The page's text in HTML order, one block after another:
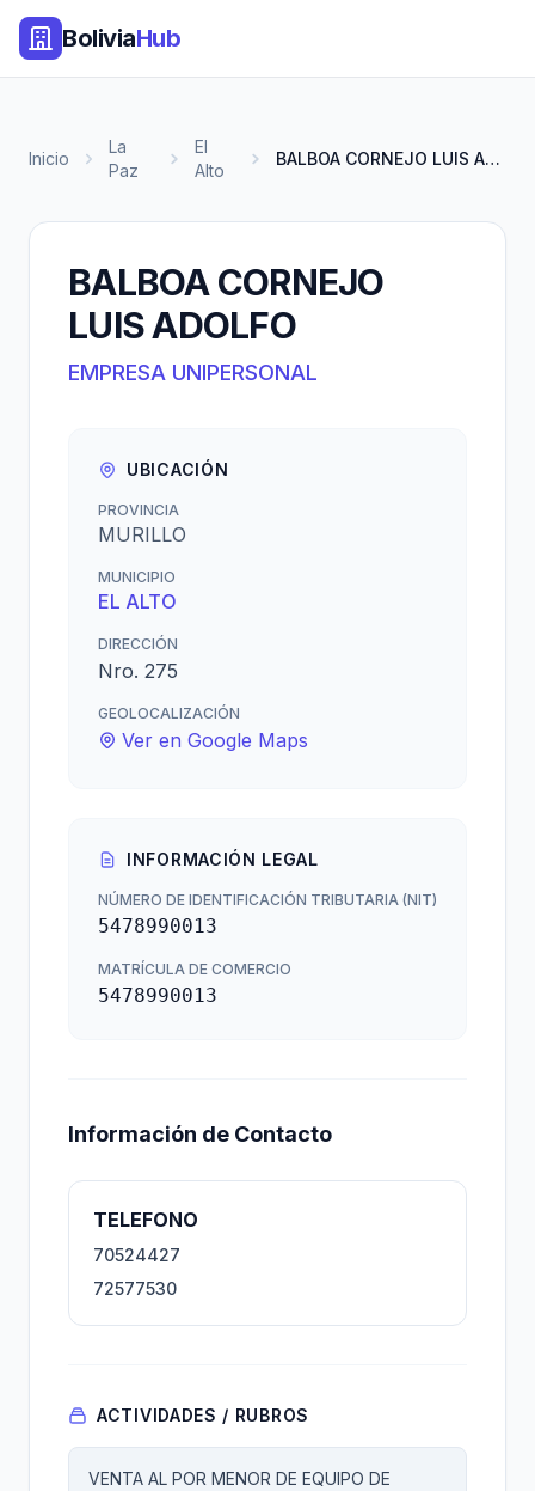
BoliviaHub
Inicio
La
Paz
El
Alto
BALBOA CORNEJO LUIS ADOLFO
BALBOA CORNEJO
LUIS ADOLFO
EMPRESA UNIPERSONAL
UBICACIÓN
PROVINCIA
MURILLO
MUNICIPIO
EL ALTO
DIRECCIÓN
Nro. 275
GEOLOCALIZACIÓN
Ver en Google Maps
INFORMACIÓN LEGAL
NÚMERO DE IDENTIFICACIÓN TRIBUTARIA (NIT)
5478990013
MATRÍCULA DE COMERCIO
5478990013
Información de Contacto
TELEFONO
70524427
72577530
ACTIVIDADES / RUBROS
VENTA AL POR MENOR DE EQUIPO DE